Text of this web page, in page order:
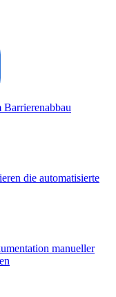
die automatisierte
manueller